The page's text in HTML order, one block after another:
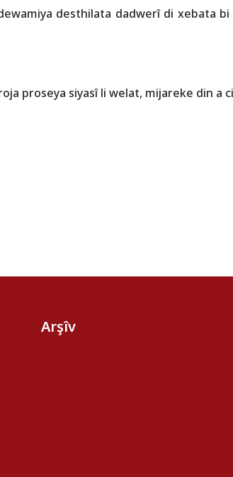
desthilata dadwerî di xebata
proseya siyasî li welat, mijareke din a
Arşîv